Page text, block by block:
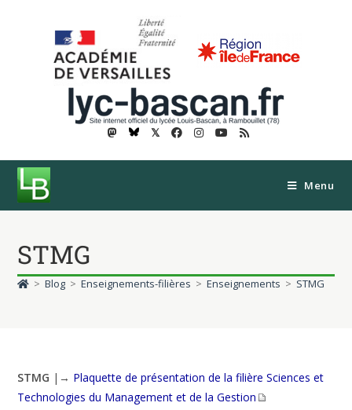
𝕏
Menu
STMG
> Blog > Enseignements-filières > Enseignements > STMG
STMG |→ Plaquette de présentation de la filière Sciences et
Technologies du Management et de la Gestion